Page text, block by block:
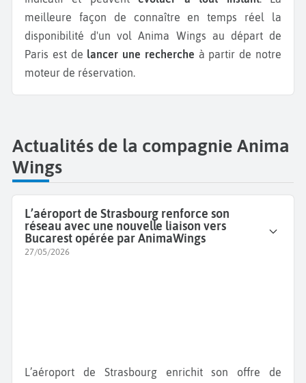
meilleure façon de connaître en temps réel la
disponibilité d'un vol Anima Wings au départ de
Paris est de
lancer une recherche à partir de notre
moteur de réservation.
Actualités de la compagnie Anima
Wings
L’aéroport de Strasbourg renforce son
réseau avec une nouvelle liaison vers
Bucarest opérée par AnimaWings
27/05/2026
L’aéroport de Strasbourg enrichit son offre de